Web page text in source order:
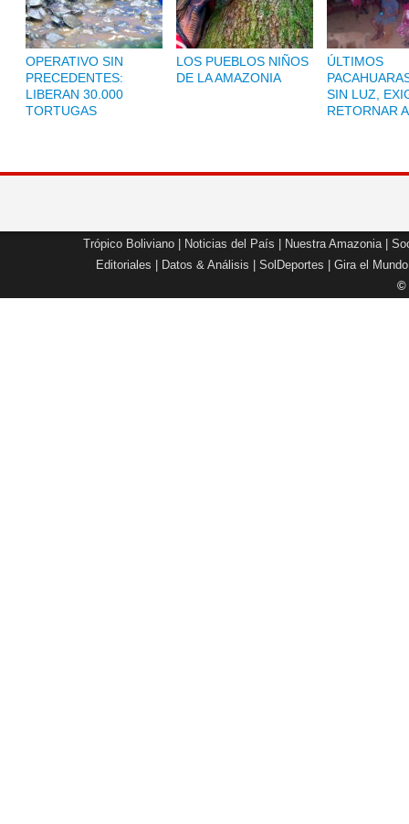
OPERATIVO SIN
PRECEDENTES:
LIBERAN 30.000
TORTUGAS
LOS PUEBLOS NIÑOS
DE LA AMAZONIA
ÚLTIMOS
SIN LUZ,
RETORNAR
Trópico Boliviano Noticias del País Nuestra Amazonia|
Editoriales
Datos & Análisis SolDeportes Gira el Mundo
©